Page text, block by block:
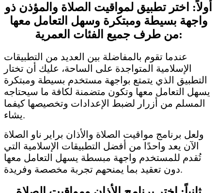
أولاً: اختر تطبيق لمواقيت الصلاة والمؤذن ذو
واجهة بسيطة ومبتكرة وسهل التعامل معها
من طرف جميع الفئات العمرية:
عندما تقوم بالمفاضلة بين العديد من التطبيقات
الإسلامية المتواجدة على الساحة، عليك أن تختار
التطبيق الذي يتمتع بواجهة مستخدم بسيطة ومبتكرة
يسهل التعامل معها وتكون متضمنة لكافة ما سيحتاجه
المسلم من أزرار لضبط الإعدادات وتخصيصها كيفما
يشاء.
ولعل برنامج مواقيت الصلاة والأذان براير ناو الصلاة
الآن يعد واحدًا من أفضل التطبيقات الإسلامية التي
تُقدم للمستخدم واجهة مبسطة يسهل التعامل معها
دون تعقيد بما يمنحهم تجربة مخصصة وفريدة.